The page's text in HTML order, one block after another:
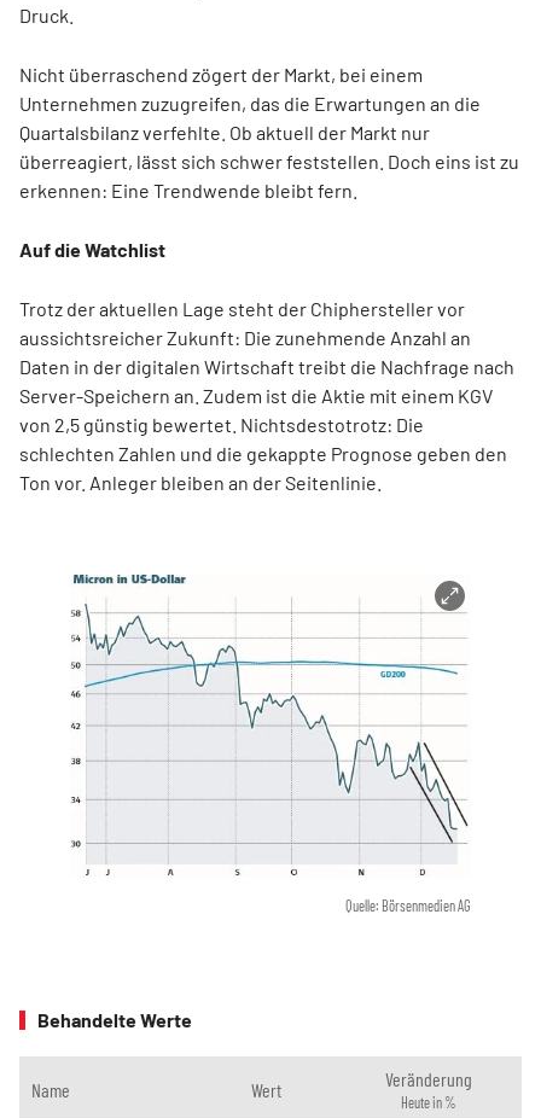
Druck.
Nicht überraschend zögert der Markt, bei einem
Unternehmen zuzugreifen, das die Erwartungen an die
Quartalsbilanz verfehlte. Ob aktuell der Markt nur
überreagiert, lässt sich schwer feststellen. Doch eins ist zu
erkennen: Eine Trendwende bleibt fern.
Auf die Watchlist
Trotz der aktuellen Lage steht der Chiphersteller vor
aussichtsreicher Zukunft: Die zunehmende Anzahl an
Daten in der digitalen Wirtschaft treibt die Nachfrage nach
Server-Speichern an. Zudem ist die Aktie mit einem KGV
von 2,5 günstig bewertet. Nichtsdestotrotz: Die
schlechten Zahlen und die gekappte Prognose geben den
Ton vor. Anleger bleiben an der Seitenlinie.
Quelle: Börsenmedien AG
Behandelte Werte
Name Wert Veränderung
Heute in %